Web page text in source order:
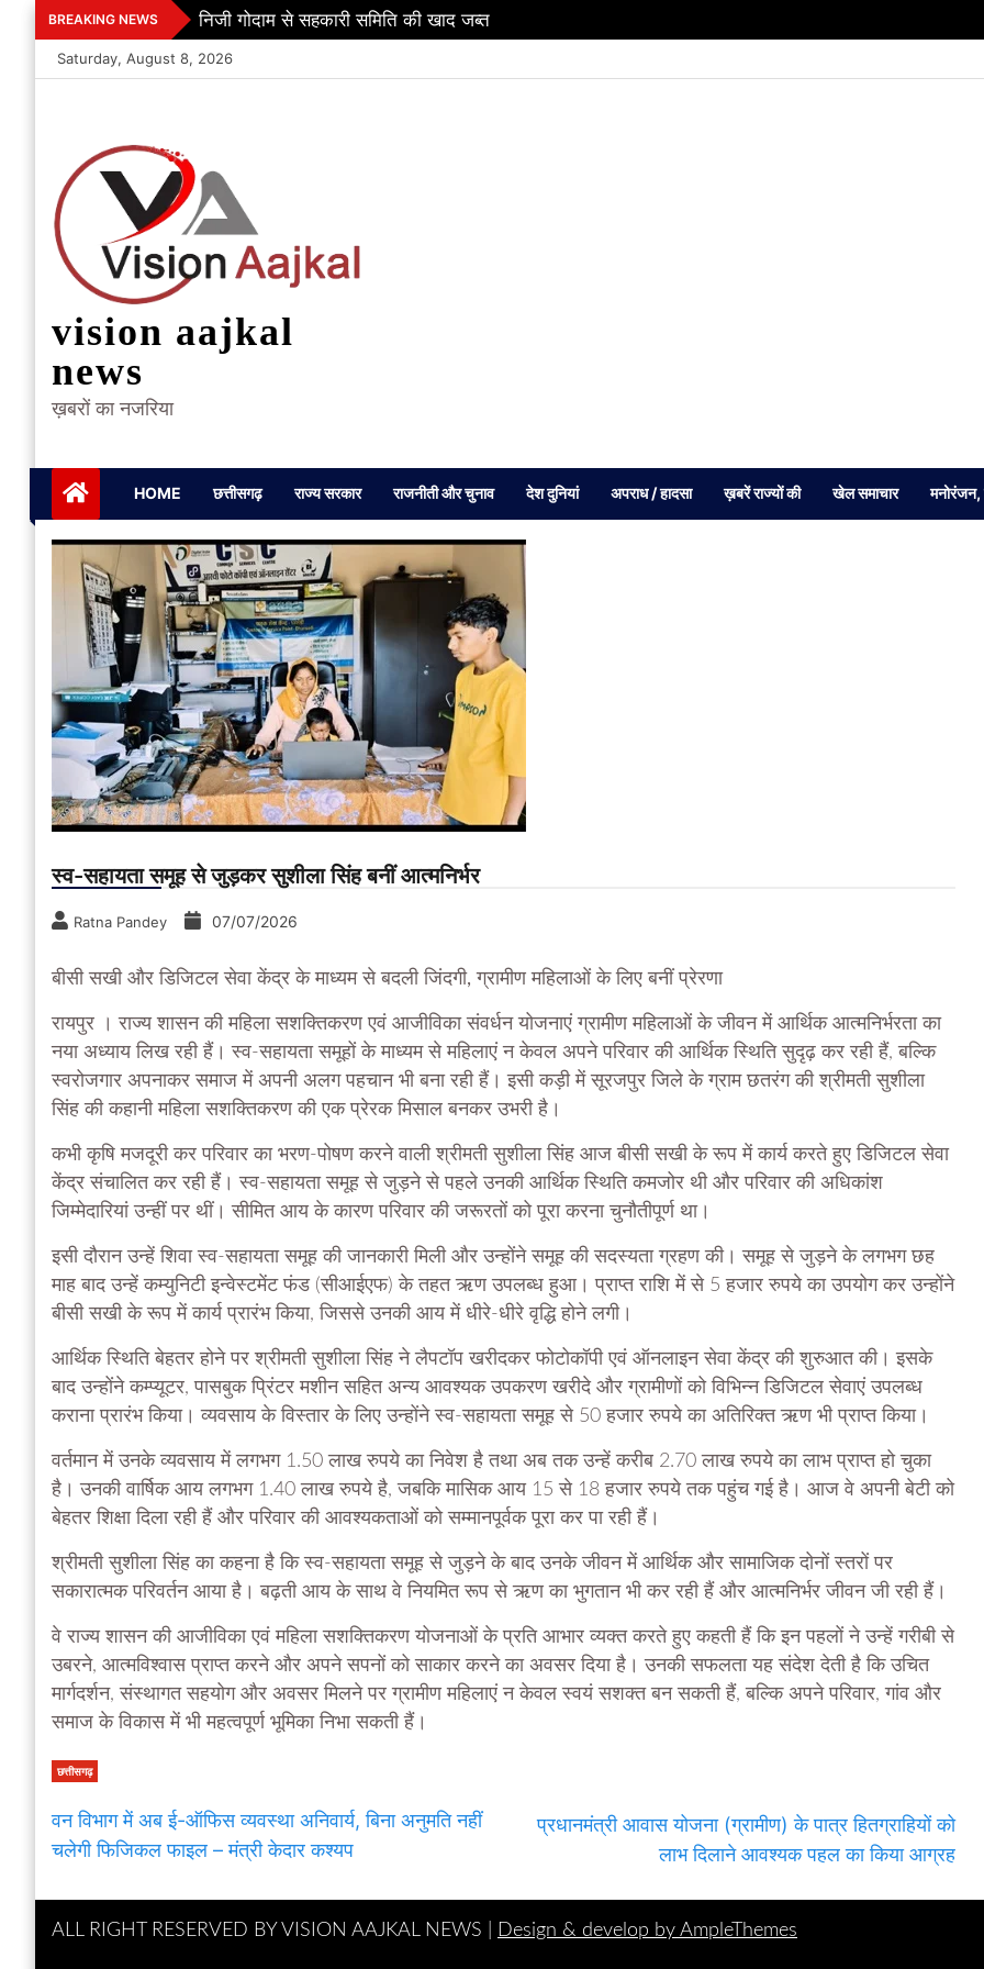
Skip
to
content
BREAKING NEWS निजी गोदाम से सहकारी समिति की खाद जब्त
Saturday, August 8, 2026
vision aajkal
news
ख़बरों का नजरिया
HOME छत्तीसगढ़ राज्य सरकार राजनीती और चुनाव देश दुनियां अपराध / हादसा ख़बरें राज्यों की खेल समाचार
स्व-सहायता समूह से जुड़कर सुशीला सिंह बनीं आत्मनिर्भर
Ratna Pandey 07/07/2026
बीसी सखी और डिजिटल सेवा केंद्र के माध्यम से बदली जिंदगी, ग्रामीण महिलाओं के लिए बनीं प्रेरणा
रायपुर । राज्य शासन की महिला सशक्तिकरण एवं आजीविका संवर्धन योजनाएं ग्रामीण महिलाओं के जीवन में आर्थिक आत्मनिर्भरता का
नया अध्याय लिख रही हैं। स्व-सहायता समूहों के माध्यम से महिलाएं न केवल अपने परिवार की आर्थिक स्थिति सुदृढ़ कर रही हैं, बल्कि
स्वरोजगार अपनाकर समाज में अपनी अलग पहचान भी बना रही हैं। इसी कड़ी में सूरजपुर जिले के ग्राम छतरंग की श्रीमती सुशीला
सिंह की कहानी महिला सशक्तिकरण की एक प्रेरक मिसाल बनकर उभरी है।
कभी कृषि मजदूरी कर परिवार का भरण-पोषण करने वाली श्रीमती सुशीला सिंह आज बीसी सखी के रूप में कार्य करते हुए डिजिटल सेवा
केंद्र संचालित कर रही हैं। स्व-सहायता समूह से जुड़ने से पहले उनकी आर्थिक स्थिति कमजोर थी और परिवार की अधिकांश
जिम्मेदारियां उन्हीं पर थीं। सीमित आय के कारण परिवार की जरूरतों को पूरा करना चुनौतीपूर्ण था।
इसी दौरान उन्हें शिवा स्व-सहायता समूह की जानकारी मिली और उन्होंने समूह की सदस्यता ग्रहण की। समूह से जुड़ने के लगभग छह
माह बाद उन्हें कम्युनिटी इन्वेस्टमेंट फंड (सीआईएफ) के तहत ऋण उपलब्ध हुआ। प्राप्त राशि में से 5 हजार रुपये का उपयोग कर उन्होंने
बीसी सखी के रूप में कार्य प्रारंभ किया, जिससे उनकी आय में धीरे-धीरे वृद्धि होने लगी।
आर्थिक स्थिति बेहतर होने पर श्रीमती सुशीला सिंह ने लैपटॉप खरीदकर फोटोकॉपी एवं ऑनलाइन सेवा केंद्र की शुरुआत की। इसके
बाद उन्होंने कम्प्यूटर, पासबुक प्रिंटर मशीन सहित अन्य आवश्यक उपकरण खरीदे और ग्रामीणों को विभिन्न डिजिटल सेवाएं उपलब्ध
कराना प्रारंभ किया। व्यवसाय के विस्तार के लिए उन्होंने स्व-सहायता समूह से 50 हजार रुपये का अतिरिक्त ऋण भी प्राप्त किया।
वर्तमान में उनके व्यवसाय में लगभग 1.50 लाख रुपये का निवेश है तथा अब तक उन्हें करीब 2.70 लाख रुपये का लाभ प्राप्त हो चुका
है। उनकी वार्षिक आय लगभग 1.40 लाख रुपये है, जबकि मासिक आय 15 से 18 हजार रुपये तक पहुंच गई है। आज वे अपनी बेटी को
बेहतर शिक्षा दिला रही हैं और परिवार की आवश्यकताओं को सम्मानपूर्वक पूरा कर पा रही हैं।
श्रीमती सुशीला सिंह का कहना है कि स्व-सहायता समूह से जुड़ने के बाद उनके जीवन में आर्थिक और सामाजिक दोनों स्तरों पर
सकारात्मक परिवर्तन आया है। बढ़ती आय के साथ वे नियमित रूप से ऋण का भुगतान भी कर रही हैं और आत्मनिर्भर जीवन जी रही हैं।
वे राज्य शासन की आजीविका एवं महिला सशक्तिकरण योजनाओं के प्रति आभार व्यक्त करते हुए कहती हैं कि इन पहलों ने उन्हें गरीबी से
उबरने, आत्मविश्वास प्राप्त करने और अपने सपनों को साकार करने का अवसर दिया है। उनकी सफलता यह संदेश देती है कि उचित
मार्गदर्शन, संस्थागत सहयोग और अवसर मिलने पर ग्रामीण महिलाएं न केवल स्वयं सशक्त बन सकती हैं, बल्कि अपने परिवार, गांव और
समाज के विकास में भी महत्वपूर्ण भूमिका निभा सकती हैं।
छत्तीसगढ़
वन विभाग में अब ई-ऑफिस व्यवस्था अनिवार्य, बिना अनुमति नहीं
चलेगी फिजिकल फाइल – मंत्री केदार कश्यप
प्रधानमंत्री आवास योजना (ग्रामीण) के पात्र हितग्राहियों को
लाभ दिलाने आवश्यक पहल का किया आग्रह
ALL RIGHT RESERVED BY VISION AAJKAL NEWS | Design & develop by AmpleThemes